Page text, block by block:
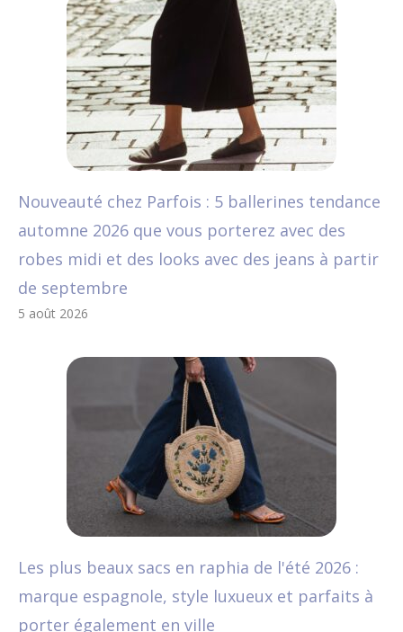
Nouveauté chez Parfois : 5 ballerines tendance
automne 2026 que vous porterez avec des
robes midi et des looks avec des jeans à partir
de septembre
5 août 2026
Les plus beaux sacs en raphia de l'été 2026 :
marque espagnole, style luxueux et parfaits à
porter également en ville